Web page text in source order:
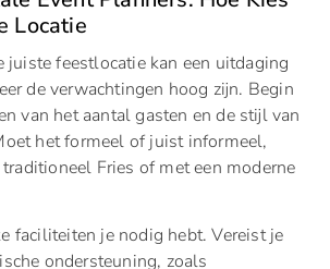
Locatie
juiste feestlocatie kan een uitdaging
de verwachtingen hoog zijn. Begin
van het aantal gasten en de stijl van
het formeel of juist informeel,
Fries of met een moderne
faciliteiten je nodig hebt. Vereist je
ondersteuning, zoals